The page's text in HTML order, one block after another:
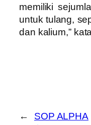
memiliki
untuk tulang,
dan kalium,”
←
SOP ALPHA